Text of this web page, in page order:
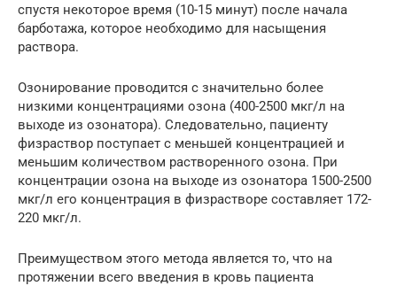
спустя некоторое время (10-15 минут) после начала
барботажа, которое необходимо для насыщения
раствора.
Озонирование проводится с значительно более
низкими концентрациями озона (400-2500 мкг/л на
выходе из озонатора). Следовательно, пациенту
физраствор поступает с меньшей концентрацией и
меньшим количеством растворенного озона. При
концентрации озона на выходе из озонатора 1500-2500
мкг/л его концентрация в физрастворе составляет 172-
220 мкг/л.
Преимуществом этого метода является то, что на
протяжении всего введения в кровь пациента